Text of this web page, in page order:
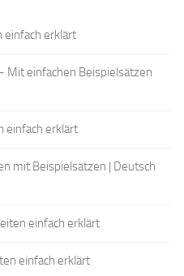
einfach erklärt
Mit einfachen Beispielsätzen
einfach erklärt
mit Beispielsätzen | Deutsch
einfach erklärt
einfach erklärt